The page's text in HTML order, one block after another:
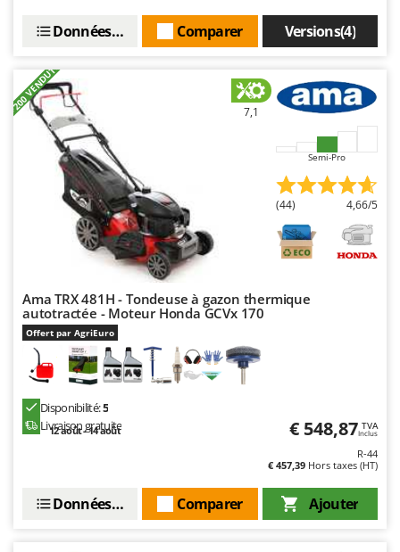
Wortex
Y Yard Force
Zanon
Zephir
ZGrills
Zodiac
Versions(4)
Comparer
Données techniques
+200 VENDUTI 7,1
Semi-Pro
(44) 4,66/5
Ama TRX 481H - Tondeuse à gazon thermique
autotractée - Moteur Honda GCVx 170
Offert par AgriEuro
Disponibilité:5
Livraison gratuite
12 août - 14 août € 548,87 TVA
Inclus
R-44
€ 457,39 Hors taxes (HT)
Ajouter
Comparer
Données techniques